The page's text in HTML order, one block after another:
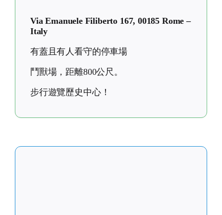
Via Emanuele Filiberto 167, 00185 Rome –
Italy
有蓋且有人看守的停車場
鬥獸場，距離800公尺。
步行遊覽歷史中心！